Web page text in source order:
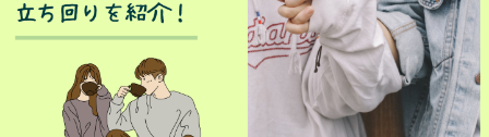
スポット
「場」